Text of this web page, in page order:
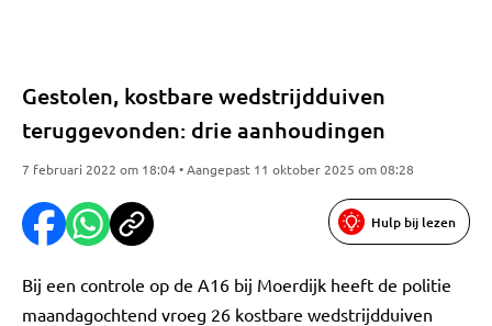
Gestolen, kostbare wedstrijdduiven
teruggevonden: drie aanhoudingen
7 februari 2022 om 18:04 • Aangepast 11 oktober 2025 om 08:28
Hulp bij lezen
Bij een controle op de A16 bij Moerdijk heeft de politie
maandagochtend vroeg 26 kostbare wedstrijdduiven